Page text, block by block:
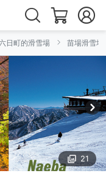
日町的滑雪場 苗場滑雪場
21